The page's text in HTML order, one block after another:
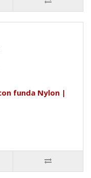
funda Nylon |